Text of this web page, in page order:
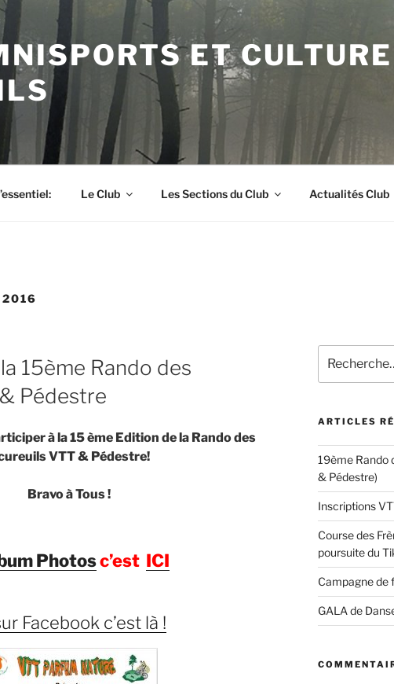
ET
Le Club Les Sections du Club Actualités Club
2016
15ème Rando des
Pédestre
à la 15 ème Edition de la Rando des
VTT & Pédestre!
Bravo à Tous !
Photosc’est ICI
Facebook c’est là !
pour
:
ARTICLES
19ème Rando
& Pédestre)
Inscriptions
Course des
poursuite du
Campagne de
GALA de